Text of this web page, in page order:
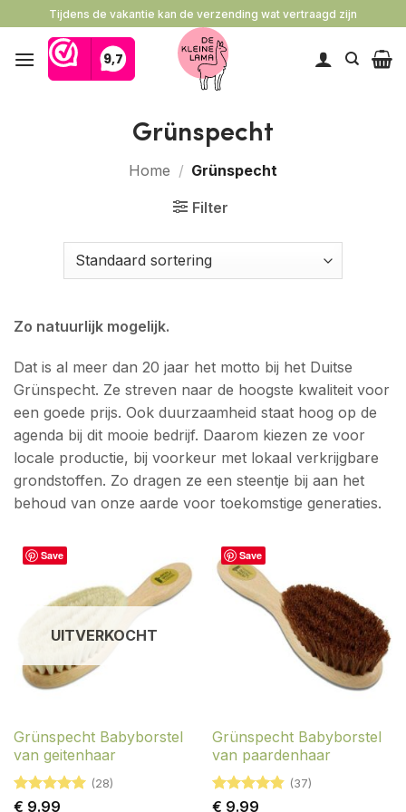
naar
inhoud
Tijdens de vakantie kan de verzending wat vertraagd zijn
Grünspecht
Home / Grünspecht
Filter
Zo natuurlijk mogelijk.
Dat is al meer dan 20 jaar het motto bij het Duitse
Grünspecht. Ze streven naar de hoogste kwaliteit voor
een goede prijs. Ook duurzaamheid staat hoog op de
agenda bij dit mooie bedrijf. Daarom kiezen ze voor
locale productie, bij voorkeur met lokaal verkrijgbare
grondstoffen. Zo dragen ze een steentje bij aan het
behoud van onze aarde voor toekomstige generaties.
Save
UITVERKOCHT
Grünspecht Babyborstel
van geitenhaar
Gewaardeerd
(28)
€ 9.99
Save
Grünspecht Babyborstel
van paardenhaar
Gewaardeerd
(37)
€ 9.99